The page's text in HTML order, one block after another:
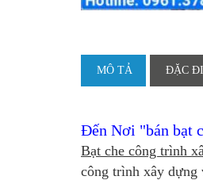
MÔ TẢ ĐẶC
Đến Nơi "bán bạt
Bạt che công trình
công trình xây dựng